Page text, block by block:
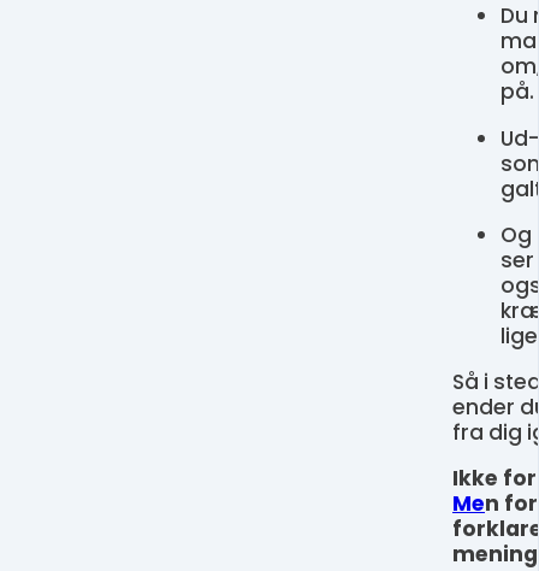
Du
på.
Så i
ender
fra dig
Ikke
Men